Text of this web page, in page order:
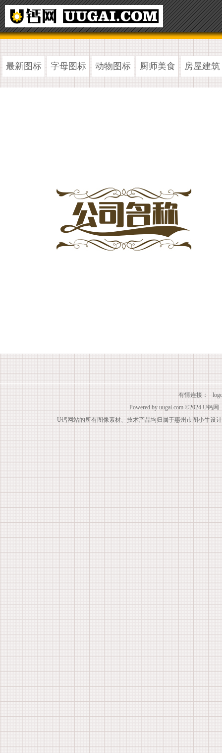
最新图标 字母图标 动物图标 厨师美食 房屋建筑
有情连接：
Powered by uugai.com ©2024 U钙网
U钙网站的所有图像素材、技术产品均归属于惠州市图小牛设